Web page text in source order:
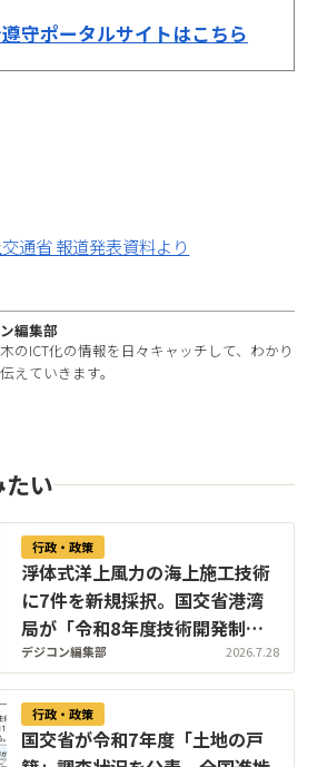
守ポータルサイトはこちら
通省 報道発表資料より
編集部
のICT化の情報を日々キャッチして、わかり
えていきます。
たい
行政・政策
浮体式洋上風力の海上施工技術
に7件を新規採択。国交省港湾
局が「令和8年度技術開発制
度」を公表
デジコン編集部 2026.7.28
行政・政策
国交省が令和7年度「土地の戸